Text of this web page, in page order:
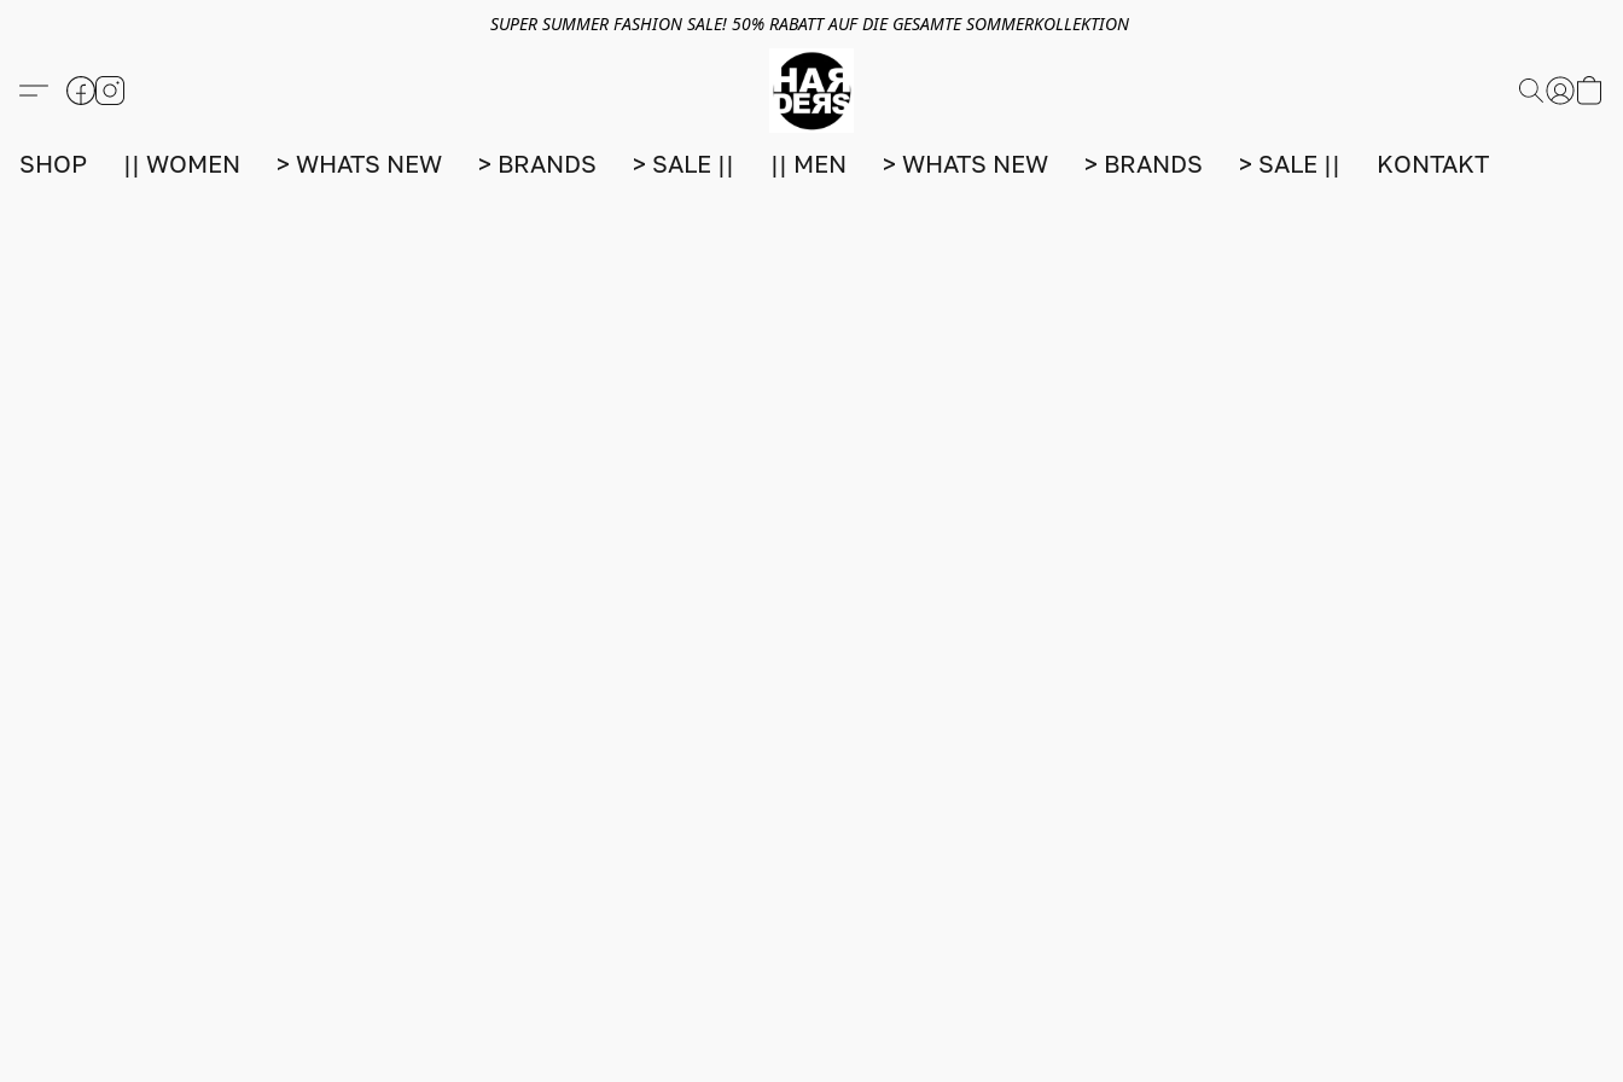
SUPER SUMMER FASHION SALE! 50% RABATT AUF DIE GESAMTE SOMMERKOLLEKTION
SHOP || WOMEN > WHATS NEW > BRANDS > SALE || || MEN > WHATS NEW > BRANDS > SALE || KONTAKT